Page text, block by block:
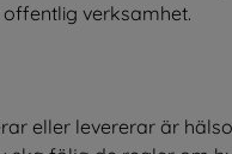
verksamhet.
eller levererar är